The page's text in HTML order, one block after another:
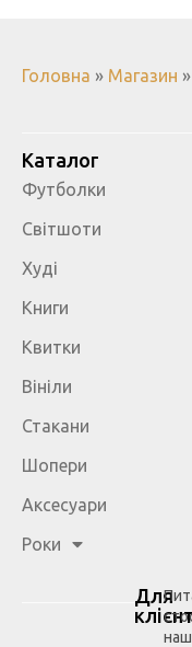
Головна » Магазин »
Каталог
Футболки
Світшоти
Худі
Книги
Квитки
Вініли
Стакани
Шопери
Аксесуари
Роки
Для